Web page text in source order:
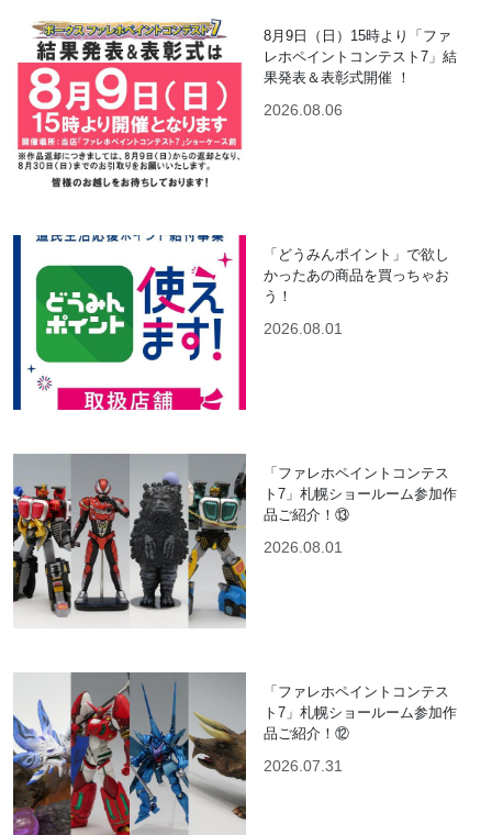
8月9日（日）15時より「ファ
レホペイントコンテスト7」結
果発表＆表彰式開催 ！
2026.08.06
「どうみんポイント」で欲し
かったあの商品を買っちゃお
う！
2026.08.01
「ファレホペイントコンテス
ト7」札幌ショールーム参加作
品ご紹介！⑬
2026.08.01
「ファレホペイントコンテス
ト7」札幌ショールーム参加作
品ご紹介！⑫
2026.07.31